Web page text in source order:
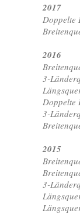
2017
Doppelte
2016
3-
Doppelte
3-
2015
3-